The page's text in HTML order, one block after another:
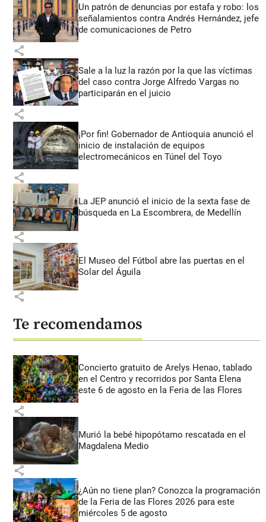
Un patrón de denuncias por estafa y robo: los
señalamientos contra Andrés Hernández, jefe
de comunicaciones de Petro
share
Sale a la luz la razón por la que las víctimas
del caso contra Jorge Alfredo Vargas no
participarán en el juicio
share
¡Por fin! Gobernador de Antioquia anunció el
inicio de instalación de equipos
electromecánicos en Túnel del Toyo
share
La JEP anunció el inicio de la sexta fase de
búsqueda en La Escombrera, de Medellín
share
El Museo del Fútbol abre las puertas en el
Solar del Águila
share
Te recomendamos
Concierto gratuito de Arelys Henao, tablado
en el Centro y recorridos por Santa Elena
este 6 de agosto en la Feria de las Flores
share
Murió la bebé hipopótamo rescatada en el
Magdalena Medio
share
¿Aún no tiene plan? Conozca la programación
de la Feria de las Flores 2026 para este
miércoles 5 de agosto